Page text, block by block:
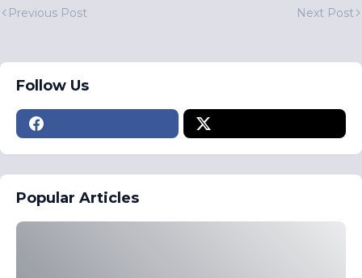
Previous Post Next Post
Follow Us
Popular Articles